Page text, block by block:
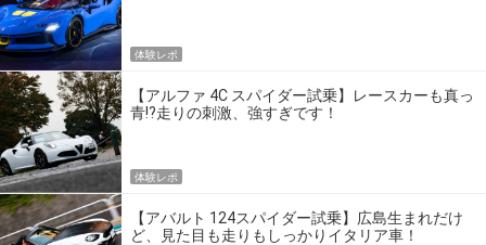
体験レポ
【アルファ 4C スパイダー試乗】レースカーも真っ
青!?走りの刺激、強すぎです！
体験レポ
【アバルト 124スパイダー試乗】広島生まれだけ
ど、見た目も走りもしっかりイタリア車！